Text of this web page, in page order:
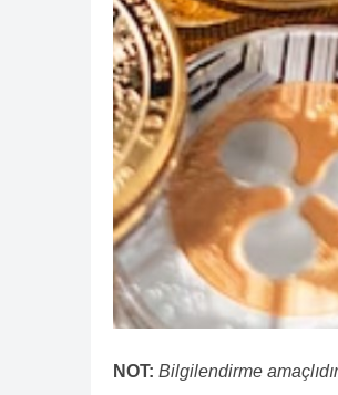
NOT: Bilgilendirme